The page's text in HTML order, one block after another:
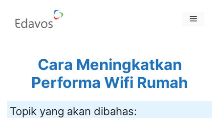
content
Menu
Cara Meningkatkan
Performa Wifi Rumah
Topik yang akan dibahas: